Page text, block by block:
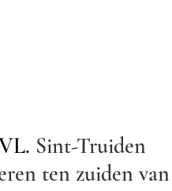
Sint-Truiden
ten zuiden van